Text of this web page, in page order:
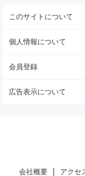
このサイトについて
個人情報について
会員登録
広告表示について
会社概要 アクセ